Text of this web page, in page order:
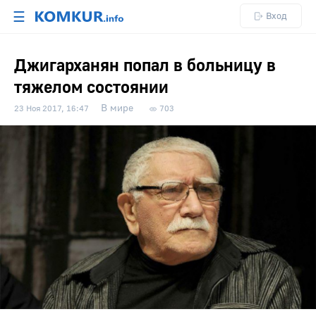
☰ Вход
Джигарханян попал в больницу в
тяжелом состоянии
23 Ноя 2017, 16:47 В мире 703